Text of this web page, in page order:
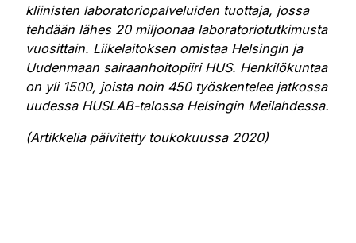
kliinisten laboratoriopalveluiden tuottaja, jossa
tehdään lähes 20 miljoonaa laboratoriotutkimusta
vuosittain. Liikelaitoksen omistaa Helsingin ja
Uudenmaan sairaanhoitopiiri HUS. Henkilökuntaa
on yli 1500, joista noin 450 työskentelee jatkossa
uudessa HUSLAB-talossa Helsingin Meilahdessa.
(Artikkelia päivitetty toukokuussa 2020)